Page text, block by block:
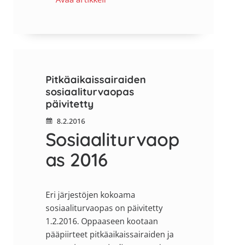
Pitkäaikaissairaiden
sosiaaliturvaopas
päivitetty
8.2.2016
Sosiaaliturvaop
as 2016
Eri järjestöjen kokoama
sosiaaliturvaopas on päivitetty
1.2.2016. Oppaaseen kootaan
pääpiirteet pitkäaikaissairaiden ja